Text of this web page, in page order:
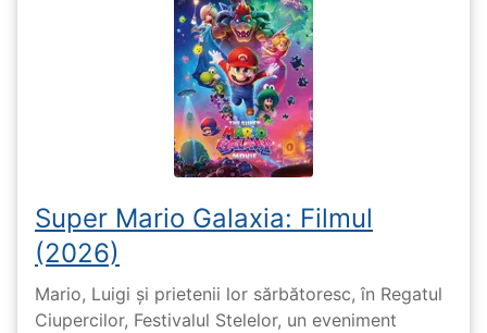
Super Mario Galaxia: Filmul
(2026)
Mario, Luigi și prietenii lor sărbătoresc, în Regatul
Ciupercilor, Festivalul Stelelor, un eveniment